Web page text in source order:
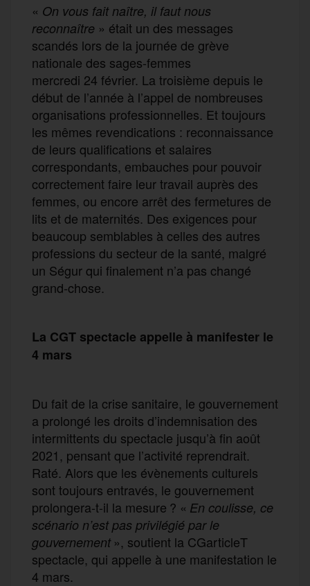
« On vous fait naître, il faut nous
reconnaître » était un des messages
scandés lors de la journée de grève
nationale des sages-femmes
mercredi 24 février. La troisième depuis le
début de l’année à l’appel de nombreuses
organisations professionnelles. Et toujours
les mêmes revendications : reconnaissance
de leurs qualifications et salaires
correspondants, embauches pour pouvoir
correctement faire leur travail auprès des
femmes, ou encore arrêt des fermetures de
lits et de maternités. Des exigences pour
beaucoup semblables à celles des autres
professions du secteur de la santé, malgré
un Ségur qui finalement n’a pas changé
grand-chose.
La CGT spectacle appelle à manifester le
4 mars
Du fait de la crise sanitaire, le gouvernement
a prolongé les droits d’indemnisation des
intermittents du spectacle jusqu’à fin août
2021, pensant que l’activité reprendrait.
Raté. Alors que les évènements culturels
sont toujours entravés, le gouvernement
prolongera-t-il la mesure ? « En coulisse, ce
scénario n’est pas privilégié par le
gouvernement», soutient la CGarticleT
spectacle, qui appelle à une manifestation le
4 mars.